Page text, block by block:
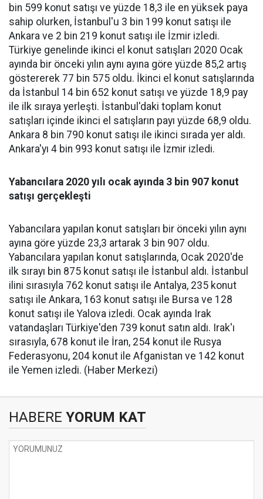
bin 599 konut satışı ve yüzde 18,3 ile en yüksek paya
sahip olurken, İstanbul'u 3 bin 199 konut satışı ile
Ankara ve 2 bin 219 konut satışı ile İzmir izledi.
Türkiye genelinde ikinci el konut satışları 2020 Ocak
ayında bir önceki yılın aynı ayına göre yüzde 85,2 artış
göstererek 77 bin 575 oldu. İkinci el konut satışlarında
da İstanbul 14 bin 652 konut satışı ve yüzde 18,9 pay
ile ilk sıraya yerleşti. İstanbul'daki toplam konut
satışları içinde ikinci el satışların payı yüzde 68,9 oldu.
Ankara 8 bin 790 konut satışı ile ikinci sırada yer aldı.
Ankara'yı 4 bin 993 konut satışı ile İzmir izledi.
Yabancılara 2020 yılı ocak ayında 3 bin 907 konut
satışı gerçekleşti
Yabancılara yapılan konut satışları bir önceki yılın aynı
ayına göre yüzde 23,3 artarak 3 bin 907 oldu.
Yabancılara yapılan konut satışlarında, Ocak 2020'de
ilk sırayı bin 875 konut satışı ile İstanbul aldı. İstanbul
ilini sırasıyla 762 konut satışı ile Antalya, 235 konut
satışı ile Ankara, 163 konut satışı ile Bursa ve 128
konut satışı ile Yalova izledi. Ocak ayında Irak
vatandaşları Türkiye'den 739 konut satın aldı. Irak'ı
sırasıyla, 678 konut ile İran, 254 konut ile Rusya
Federasyonu, 204 konut ile Afganistan ve 142 konut
ile Yemen izledi. (Haber Merkezi)
HABERE YORUM KAT